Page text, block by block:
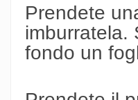
Prendete
imburratela.
fondo un